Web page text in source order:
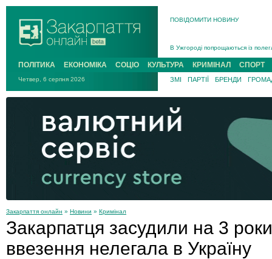
ПОВІДОМИТИ НОВИНУ
В Ужгороді попрощаються із
В Ужгороді 5 серпня
Підтвердили загибель
На війні з рф поліг військовий з
На Хустщині внаслідок ДТП за
Інструктора районного ТЦК на
ПОЛІТИКА ЕКОНОМІКА СОЦІО КУЛЬТУРА КРИМІНАЛ СПОРТ
Четвер, 6 серпня 2026 ЗМІ ПАРТІЇ БРЕНДИ
Закарпаття онлайн » Новини » Кримінал
Закарпатця засудили на 3
ввезення нелегала в Україну